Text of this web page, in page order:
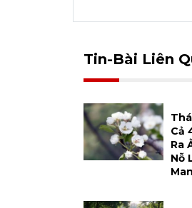
Tin-Bài Liên
Cả
Ra
Nỗ